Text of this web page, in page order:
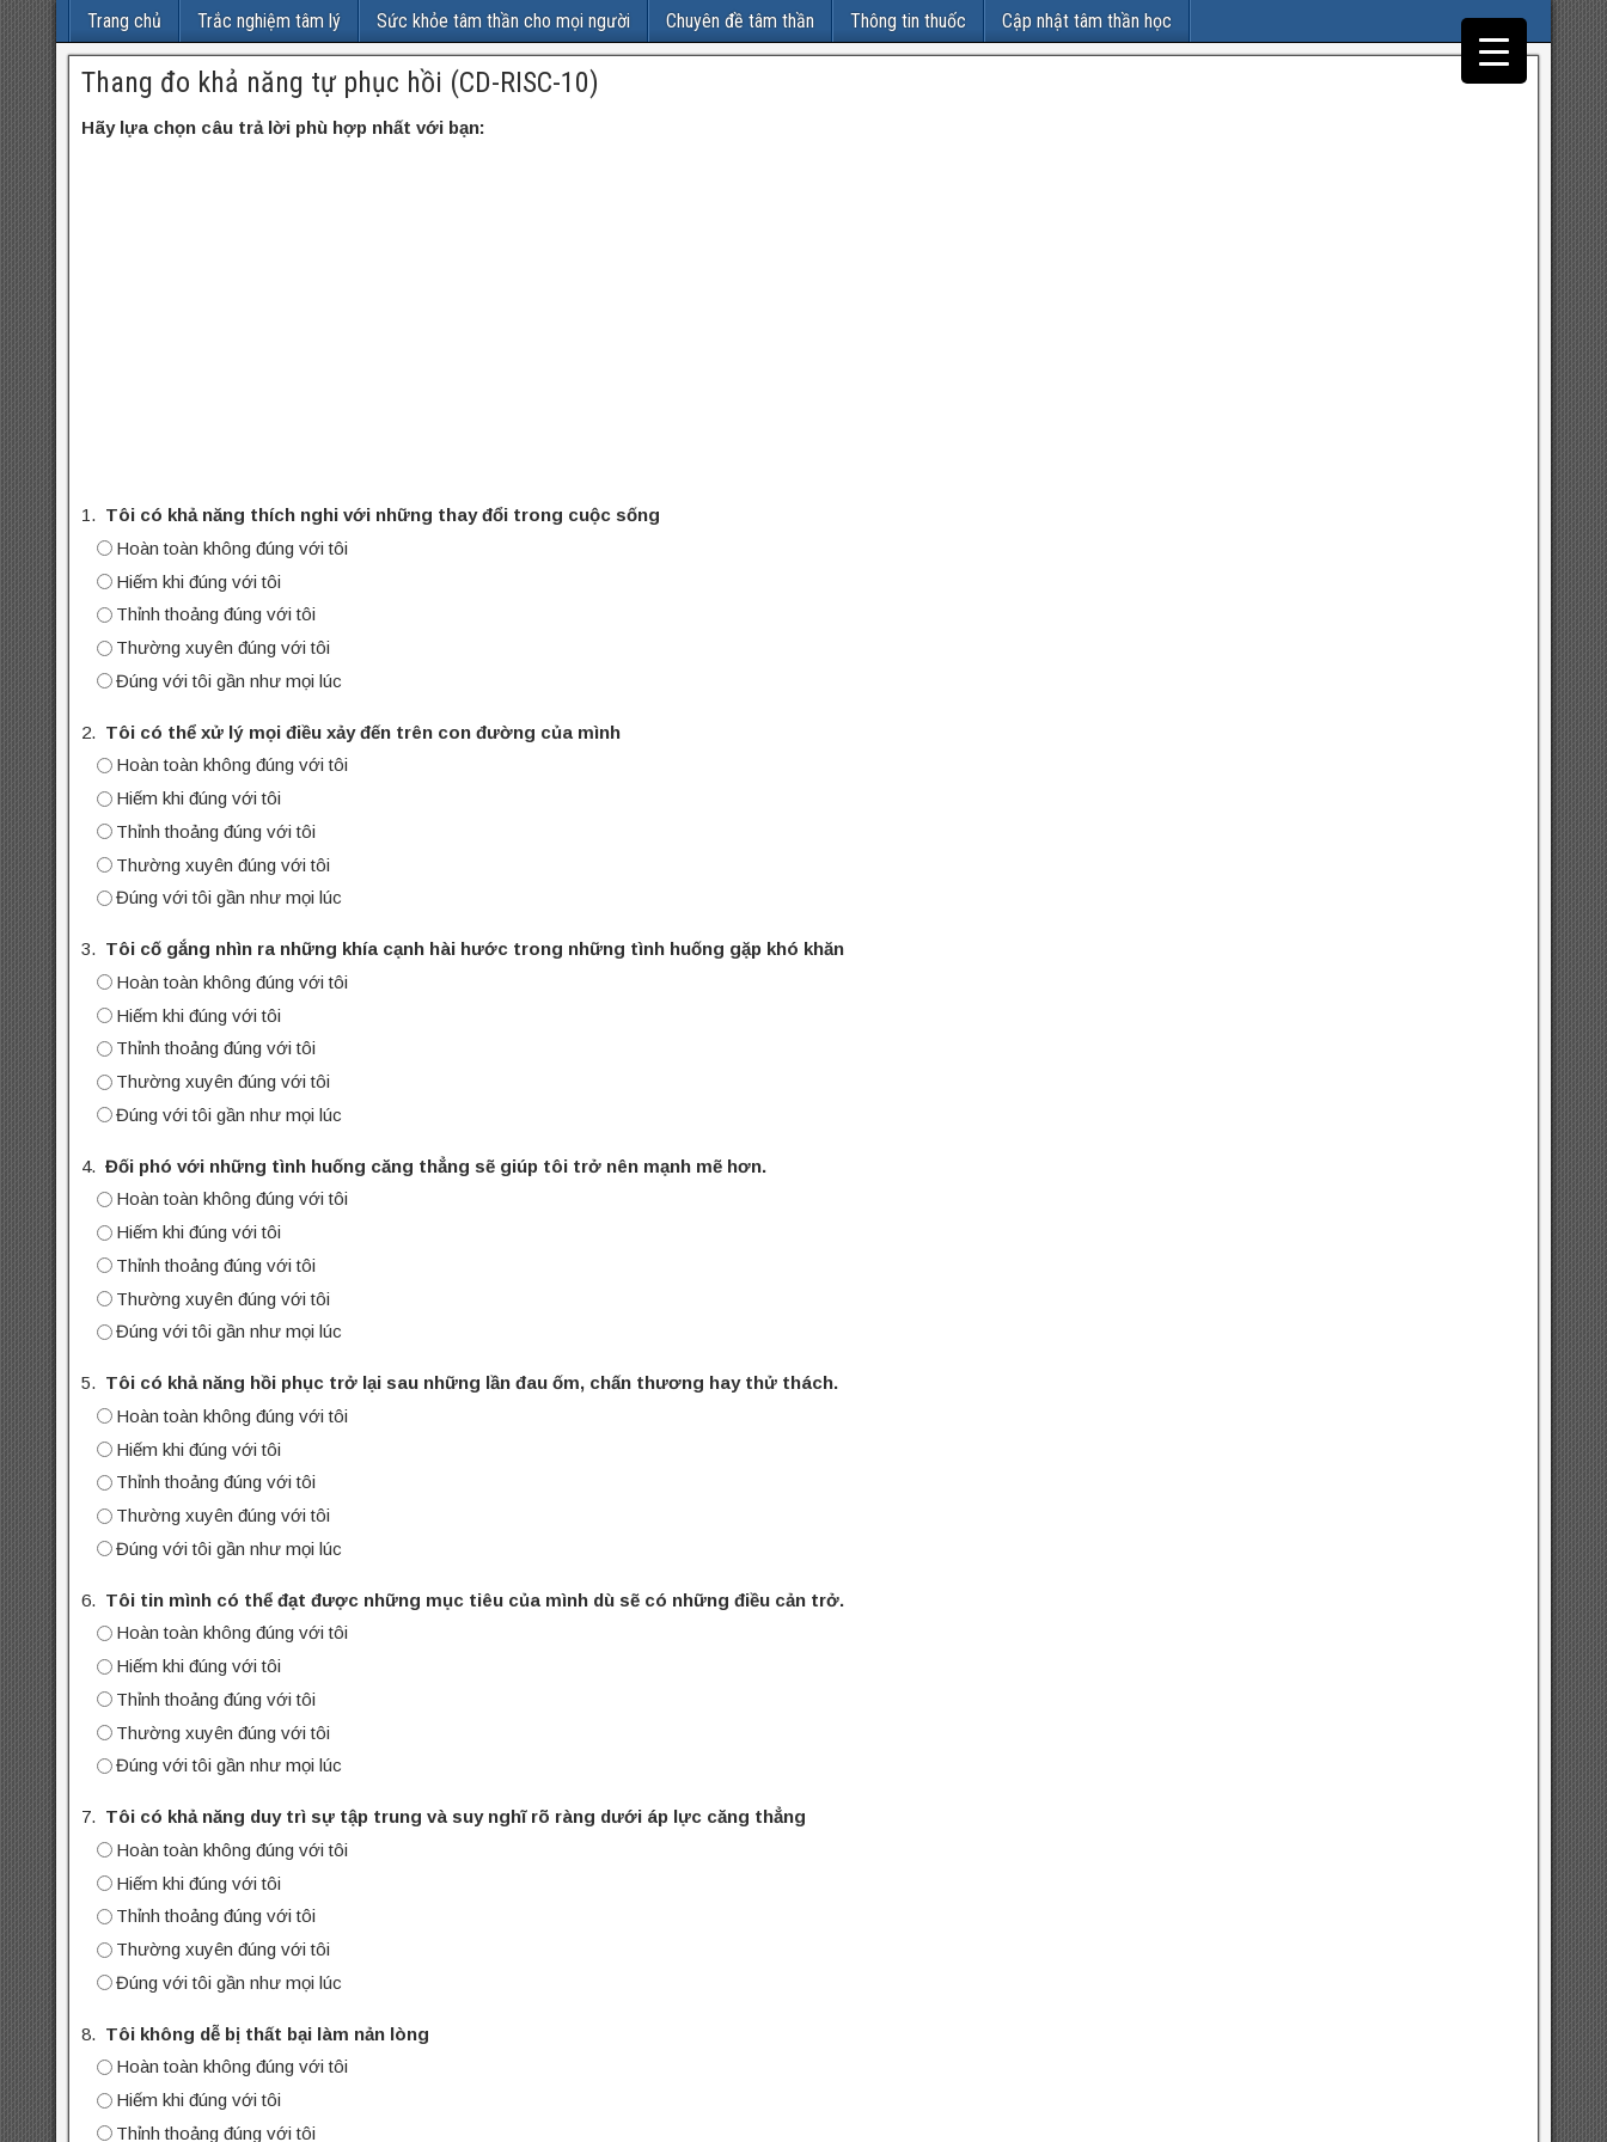
Trang chủ Trắc nghiệm tâm lý Sức khỏe tâm thần cho mọi người Chuyên đề tâm thần Thông tin thuốc Cập nhật tâm thần học
Thang đo khả năng tự phục hồi (CD-RISC-10)
Hãy lựa chọn câu trả lời phù hợp nhất với bạn:
1. Tôi có khả năng thích nghi với những thay đổi trong cuộc sống
Hoàn toàn không đúng với tôi
Hiếm khi đúng với tôi
Thỉnh thoảng đúng với tôi
Thường xuyên đúng với tôi
Đúng với tôi gần như mọi lúc
2. Tôi có thể xử lý mọi điều xảy đến trên con đường của mình
Hoàn toàn không đúng với tôi
Hiếm khi đúng với tôi
Thỉnh thoảng đúng với tôi
Thường xuyên đúng với tôi
Đúng với tôi gần như mọi lúc
3. Tôi cố gắng nhìn ra những khía cạnh hài hước trong những tình huống gặp khó khăn
Hoàn toàn không đúng với tôi
Hiếm khi đúng với tôi
Thỉnh thoảng đúng với tôi
Thường xuyên đúng với tôi
Đúng với tôi gần như mọi lúc
4. Đối phó với những tình huống căng thẳng sẽ giúp tôi trở nên mạnh mẽ hơn.
Hoàn toàn không đúng với tôi
Hiếm khi đúng với tôi
Thỉnh thoảng đúng với tôi
Thường xuyên đúng với tôi
Đúng với tôi gần như mọi lúc
5. Tôi có khả năng hồi phục trở lại sau những lần đau ốm, chấn thương hay thử thách.
Hoàn toàn không đúng với tôi
Hiếm khi đúng với tôi
Thỉnh thoảng đúng với tôi
Thường xuyên đúng với tôi
Đúng với tôi gần như mọi lúc
6. Tôi tin mình có thể đạt được những mục tiêu của mình dù sẽ có những điều cản trở.
Hoàn toàn không đúng với tôi
Hiếm khi đúng với tôi
Thỉnh thoảng đúng với tôi
Thường xuyên đúng với tôi
Đúng với tôi gần như mọi lúc
7. Tôi có khả năng duy trì sự tập trung và suy nghĩ rõ ràng dưới áp lực căng thẳng
Hoàn toàn không đúng với tôi
Hiếm khi đúng với tôi
Thỉnh thoảng đúng với tôi
Thường xuyên đúng với tôi
Đúng với tôi gần như mọi lúc
8. Tôi không dễ bị thất bại làm nản lòng
Hoàn toàn không đúng với tôi
Hiếm khi đúng với tôi
Thỉnh thoảng đúng với tôi